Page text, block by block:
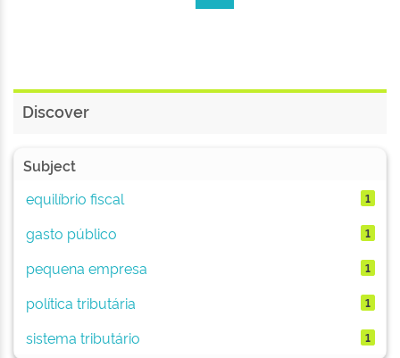
Discover
Subject
equilíbrio fiscal
1
gasto público 1
pequena empresa 1
política tributária 1
sistema tributário 1